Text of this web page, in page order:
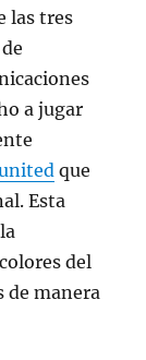
las tres
a jugar
que
Esta
del
de manera